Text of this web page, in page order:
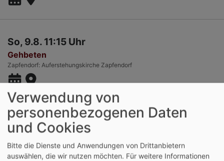
So, 9.8. 11:15 Uhr
Gehbeten
Zapfendorf Auferstehungskirche Zapfendorf
Mo, 10.8. 19:30-21:30 Uhr
Zapfendorf Gemeindesaal der Auferstehungskirche
Verwendung von
personenbezogenen Daten
und Cookies
Bitte die Dienste und Anwendungen von Drittanbietern
auswählen, die wir nutzen möchten. Für weitere Informationen